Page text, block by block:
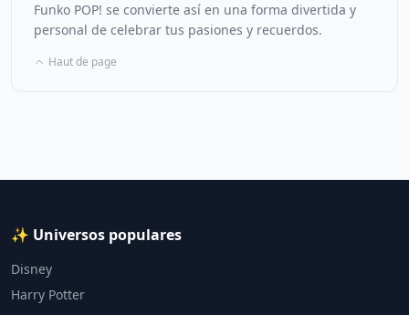
Funko POP! se convierte así en una forma divertida y
personal de celebrar tus pasiones y recuerdos.
Haut de page
✨ Universos populares
Disney
Harry Potter